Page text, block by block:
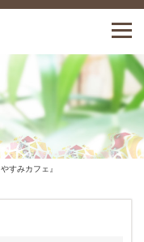
イベント
フロアガイド
すみカフェ』